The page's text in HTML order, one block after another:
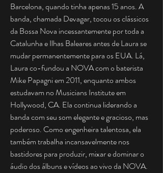
Barcelona, ​​quando tinha apenas 15 anos. A
banda, chamada Devagar, tocou os clássicos
da Bossa Nova incessantemente por toda a
Catalunha e Ilhas Baleares antes de Laura se
mudar permanentemente para os EUA. Lá,
Laura co-fundou a NOVA com o baterista
Mike Papagni em 2011, enquanto ambos
estudavam no Musicians Institute em
Hollywood, CA. Ela continua liderando a
banda com seu som elegante e gracioso, mas
poderoso. Como engenheira talentosa, ela
também trabalha incansavelmente nos
bastidores para produzir, mixar e dominar o
áudio dos álbuns e vídeos ao vivo da NOVA.